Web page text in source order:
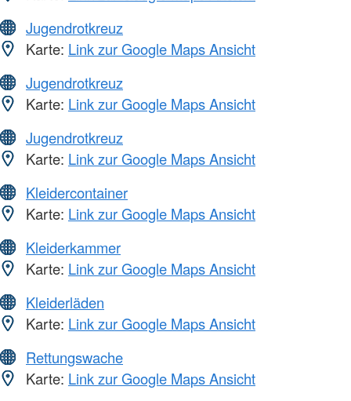
Jugendrotkreuz
Karte: Link zur Google Maps Ansicht
Jugendrotkreuz
Karte: Link zur Google Maps Ansicht
Jugendrotkreuz
Karte: Link zur Google Maps Ansicht
Kleidercontainer
Karte: Link zur Google Maps Ansicht
Kleiderkammer
Karte: Link zur Google Maps Ansicht
Kleiderläden
Karte: Link zur Google Maps Ansicht
Rettungswache
Karte: Link zur Google Maps Ansicht